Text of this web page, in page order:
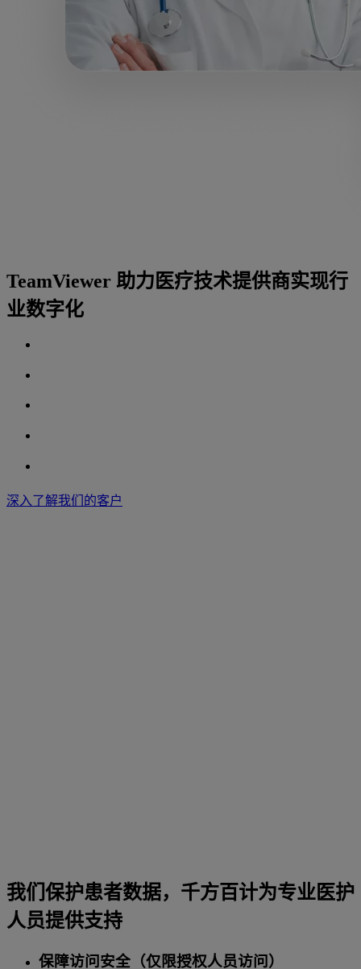
TeamViewer 助力医疗技术提供商实现行
业数字化
深入了解我们的客户
我们保护患者数据，千方百计为专业医护
人员提供支持
保障访问安全（仅限授权人员访问）